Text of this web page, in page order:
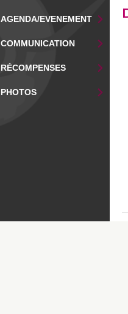
AGENDA/EVENEMENT
COMMUNICATION
RÉCOMPENSES
PHOTOS